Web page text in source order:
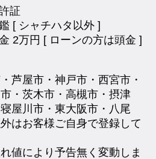
証
[ シャチハタ以外 ]
2万円 [ ローンの方は頭金 ]
芦屋市・神戸市・西宮市・
・茨木市・高槻市・摂津
屋川市・東大阪市・八尾
はお客様ご自身で登録して
値により予告無く変動しま